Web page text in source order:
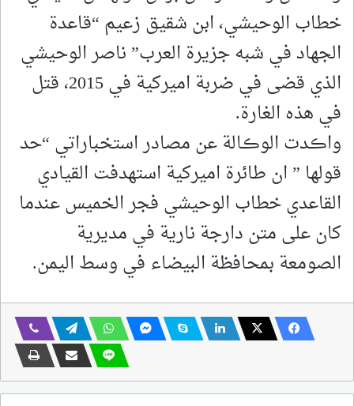
خطاب الوحيشي، ابن شقيق زعيم “قاعدة
الجهاد في شبه جزيرة العرب” ناصر الوحيشي
الذي قضى في ضربة اميركية في 2015، قتل
في هذه الغارة.
واڪدت الوڪالة عن مصادر استخباراتي “حد
قولها ” ان طائرة اميركية استهدفت القيادي
القاعدي خطاب الوحيشي فجر الخميس عندما
كان على متن دارجة نارية في مديرية
الصومعة بمحافظة البيضاء في وسط اليمن.